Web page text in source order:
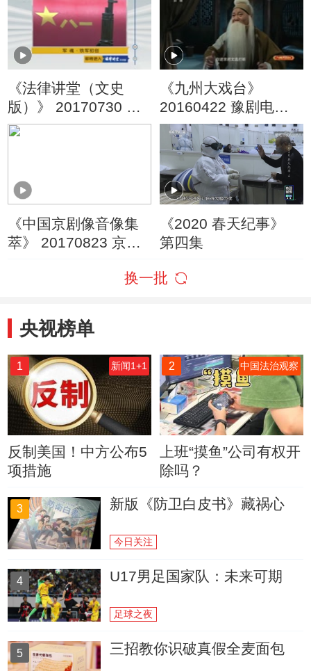
者”（上）
《法律讲堂（文史
版）》 20170730 军
魂·铁军初创
《九州大戏台》
20160422 豫剧电影
《柳迎春》
《中国京剧像音像集
萃》 20170823 京剧
《2020 春天纪事》
第四集
换一批
央视榜单
1 新闻1+1
反制美国！中方公布5
项措施
2 中国法治观察
上班“摸鱼”公司有权开
除吗？
3 新版《防卫白皮书》藏祸心
今日关注
4 U17男足国家队：未来可期
足球之夜
5 三招教你识破真假全麦面包